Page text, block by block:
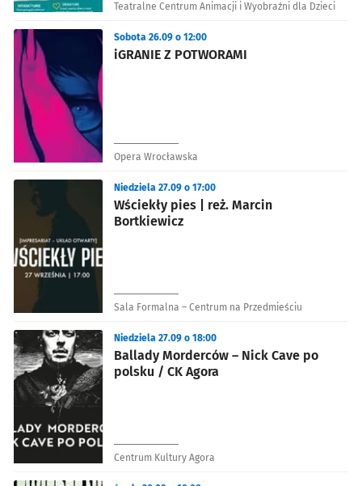
Teatralne Centrum Animacji i Wyobraźni dla Dzieci
iGRANIE Z POTWORAMI
Sobota 26.09 o 12:00
Opera Wrocławska
Wściekły pies | reż. Marcin
Bortkiewicz
Niedziela 27.09 o 17:00
Sala Formalna – Centrum na Przedmieściu
Ballady Morderców – Nick Cave po
polsku / CK Agora
Niedziela 27.09 o 18:00
Centrum Kultury Agora